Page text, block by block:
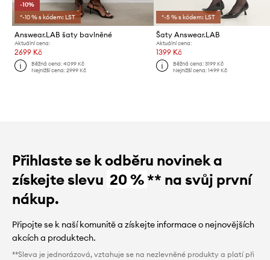
-10%
*-10 % s kódem: LST
Answear.LAB šaty bavlněné
Aktuální cena:
2699 Kč
Běžná cena:4099 Kč
Nejnižší cena:2999 Kč
*-5 % s kódem: LST
Šaty Answear.LAB
Aktuální cena:
1399 Kč
Běžná cena: 3199 Kč
Nejnižší cena: 1499 Kč
Přihlaste se k odběru novinek a
získejte slevu 20 %** na svůj první
nákup.
Připojte se k naší komunitě a získejte informace o nejnovějších
akcích a produktech.
**Sleva je jednorázová, vztahuje se na nezlevněné produkty a platí při